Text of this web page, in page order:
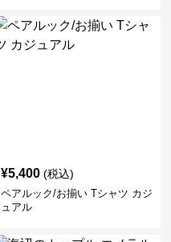
¥5,400 (税込)
ペアルック/お揃い Tシャツ カジ
ュアル